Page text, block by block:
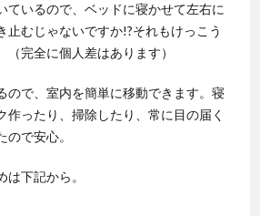
ているので、ベッドに寝かせて左右に
止むじゃないですか!?それもけっこう
（完全に個人差はあります）
ので、室内を簡単に移動できます。寝
作ったり、掃除したり、常に目の届く
で安心。
下記から。